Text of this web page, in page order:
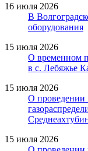
16 июля 2026
В
оборудования
15 июля 2026
О временном
в с. Лебяжье
15 июля 2026
О проведении
15 июля 2026